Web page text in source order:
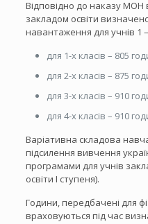
Відповідно до наказу МОН
закладом освіти
навантаження для учнів 1 –
для 1-х класів – 805
для 2-х класів – 875
для 3-х класів – 910
для 4-х класів – 910
Варіативна складова
підсилення вивчення
програмами для учнів
освіти І ступеня).
Години, передбачені для
враховуються під час